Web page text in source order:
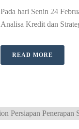
Pada hari Senin 24
Analisa Kredit dan
READ MORE